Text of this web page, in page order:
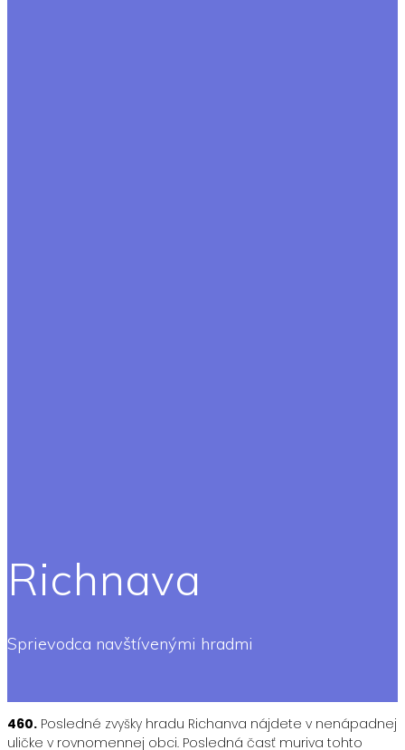
Richnava
Sprievodca navštívenými hradmi
460. Posledné zvyšky hradu Richanva nájdete v nenápadnej
uličke v rovnomennej obci. Posledná časť muriva tohto